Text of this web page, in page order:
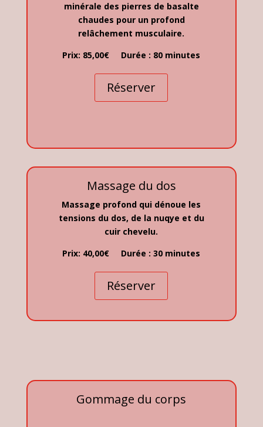
minérale des pierres de basalte
chaudes pour un profond
relâchement musculaire.
Prix: 85,00€ Durée : 80 minutes
Réserver
Massage du dos
Massage profond qui dénoue les
tensions du dos, de la nuqye et du
cuir chevelu.
Prix: 40,00€ Durée : 30 minutes
Réserver
Gommage du corps